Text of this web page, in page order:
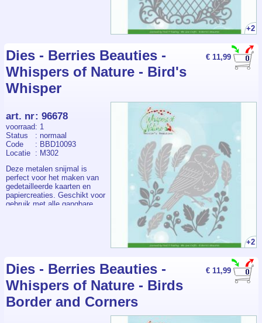
+2
waardoor je volop
ontwerpmogelijkheden hebt.
€ 11,99
Dies - Berries Beauties -
Whispers of Nature - Bird's
Whisper
+2
art. nr: 96678
voorraad: 1
Status
: normaal
Code
: BBD10093
Locatie : M302
Deze metalen snijmal is
perfect voor het maken van
gedetailleerde kaarten en
papiercreaties. Geschikt voor
gebruik met alle gangbare
waardoor je volop
ontwerpmogelijkheden hebt.
€ 11,99
Dies - Berries Beauties -
Whispers of Nature - Birds
Border and Corners